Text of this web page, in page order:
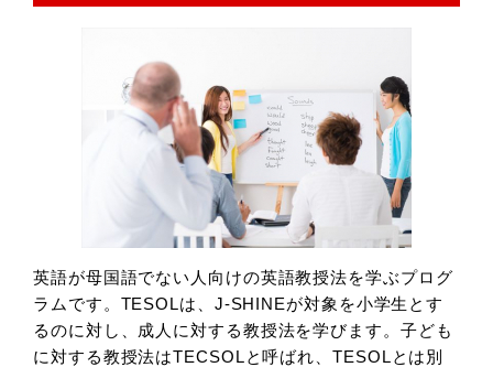
英語が母国語でない人向けの英語教授法を学ぶプログ
ラムです。TESOLは、J-SHINEが対象を小学生とす
るのに対し、成人に対する教授法を学びます。子ども
に対する教授法はTECSOLと呼ばれ、TESOLとは別